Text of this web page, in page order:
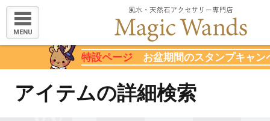
MENU
特設ページ お盆期間のスタンプキャン
アイテムの詳細検索